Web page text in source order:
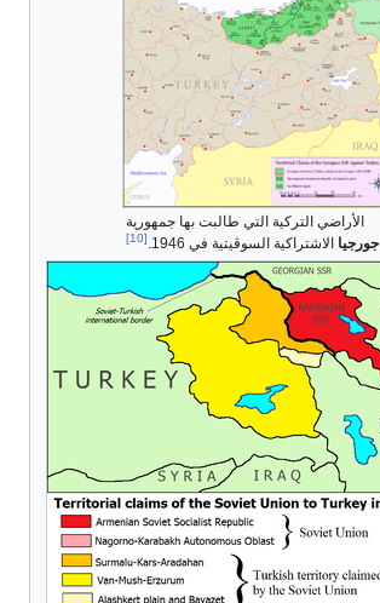
الأراضي التركية التي طالبت بها جمهورية
جورجيا الاشتراكية السوڤيتية في 1946. [10]